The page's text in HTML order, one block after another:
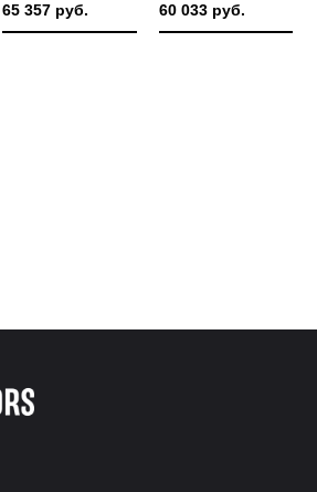
65 357 руб.
60 033 руб.